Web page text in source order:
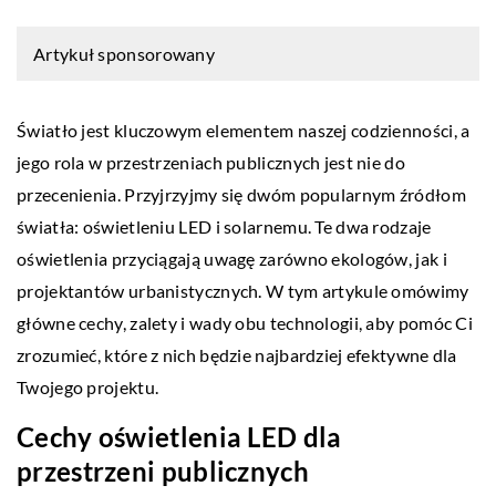
Artykuł sponsorowany
Światło jest kluczowym elementem naszej codzienności, a
jego rola w przestrzeniach publicznych jest nie do
przecenienia. Przyjrzyjmy się dwóm popularnym źródłom
światła: oświetleniu LED i solarnemu. Te dwa rodzaje
oświetlenia przyciągają uwagę zarówno ekologów, jak i
projektantów urbanistycznych. W tym artykule omówimy
główne cechy, zalety i wady obu technologii, aby pomóc Ci
zrozumieć, które z nich będzie najbardziej efektywne dla
Twojego projektu.
Cechy oświetlenia LED dla
przestrzeni publicznych